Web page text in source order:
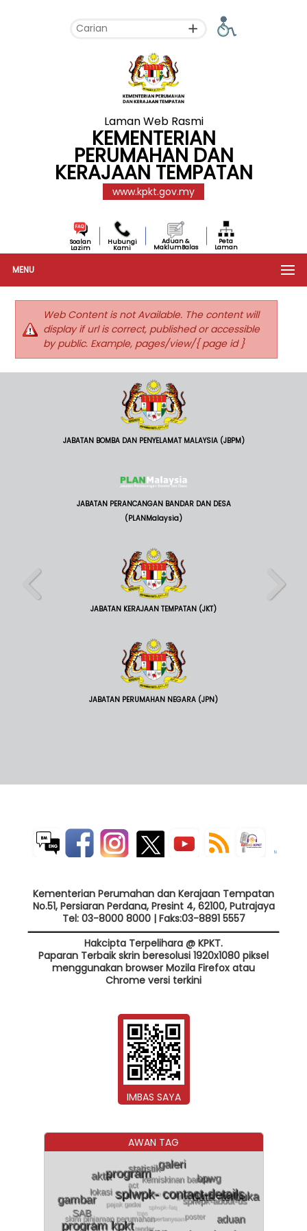
Laman Web Rasmi
KEMENTERIAN
PERUMAHAN DAN
KERAJAAN TEMPATAN
www.kpkt.gov.my
Soalan
Lazim
Hubungi
Kami
Aduan &
MaklumBalas
Peta
Laman
MENU
Web Content is not Available. The content will
display if url is correct, published or accessible
by public. Example, pages/view/{ page id }
JABATAN BOMBA DAN PENYELAMAT MALAYSIA (JBPM)
JABATAN PERANCANGAN BANDAR DAN DESA
(PLANMalaysia)
JABATAN KERAJAAN TEMPATAN (JKT)
JABATAN PERUMAHAN NEGARA (JPN)
Kementerian Perumahan dan Kerajaan Tempatan
No.51, Persiaran Perdana, Presint 4, 62100, Putrajaya
Tel: 03-8000 8000 | Faks:03-8891 5557
Hakcipta Terpelihara @ KPKT.
Paparan Terbaik skrin beresolusi 1920x1080 piksel
menggunakan browser Mozila Firefox atau
Chrome versi terkini
IMBAS SAYA
AWAN TAG